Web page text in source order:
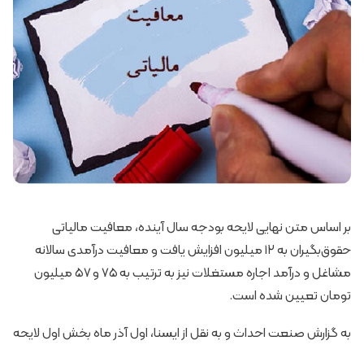
بر اساس متن نهایی لایحه بودجه سال آینده، معافیت مالیاتی
حقوق‌بگیران به ۱۲ میلیون افزایش یافت و معافیت درآمدی سالانه
مشاغل و درآمد اجاره مستغلات نیز به ترتیب به ۷۵ و ۵۷ میلیون
تومان تعیین شده است.
به گزارش صنعت احداث و به نقل از ایسنا، اول آذر ماه بخش اول لایحه